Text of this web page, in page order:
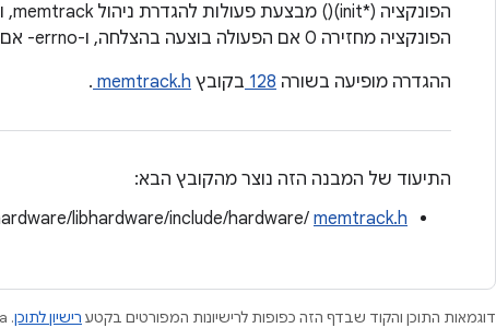
הפונקציה (*init)() מבצעת פעולות להגדרת ניהול memtrack, והיא נקראת פעם אחת לפני כל קריאה ל-
הפונקציה מחזירה 0 אם הפעולה בוצעה בהצלחה, ו-errno- אם הייתה שגיאה.
ההגדרה מופיעה בשורה 128 בקובץ memtrack.h
.
התיעוד של המבנה הזה נוצר מהקובץ הבא:
libhardware/include/hardware/ memtrack.h
דוגמאות התוכן והקוד שבדף הזה כפופות לרישיונות המפורטים בקטע רישיון לתוכן